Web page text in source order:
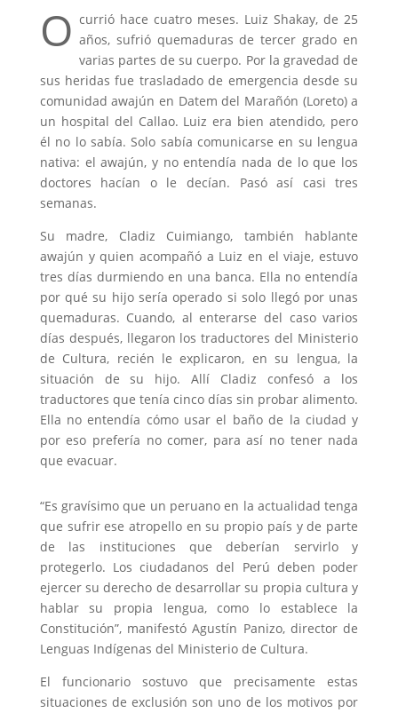
O currió hace cuatro meses. Luiz Shakay, de 25
años, sufrió quemaduras de tercer grado en
varias partes de su cuerpo. Por la gravedad de
sus heridas fue trasladado de emergencia desde su
comunidad awajún en Datem del Marañón (Loreto) a
un hospital del Callao. Luiz era bien atendido, pero
él no lo sabía. Solo sabía comunicarse en su lengua
nativa: el awajún, y no entendía nada de lo que los
doctores hacían o le decían. Pasó así casi tres
semanas.
Su madre, Cladiz Cuimiango, también hablante
awajún y quien acompañó a Luiz en el viaje, estuvo
tres días durmiendo en una banca. Ella no entendía
por qué su hijo sería operado si solo llegó por unas
quemaduras. Cuando, al enterarse del caso varios
días después, llegaron los traductores del Ministerio
de Cultura, recién le explicaron, en su lengua, la
situación de su hijo. Allí Cladiz confesó a los
traductores que tenía cinco días sin probar alimento.
Ella no entendía cómo usar el baño de la ciudad y
por eso prefería no comer, para así no tener nada
que evacuar.
“Es gravísimo que un peruano en la actualidad tenga
que sufrir ese atropello en su propio país y de parte
de las instituciones que deberían servirlo y
protegerlo. Los ciudadanos del Perú deben poder
ejercer su derecho de desarrollar su propia cultura y
hablar su propia lengua, como lo establece la
Constitución”, manifestó Agustín Panizo, director de
Lenguas Indígenas del Ministerio de Cultura.
El funcionario sostuvo que precisamente estas
situaciones de exclusión son uno de los motivos por